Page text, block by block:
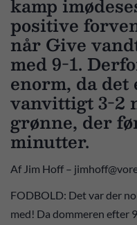
kamp
positive
når Give
med 9-1.
enorm, da det
vanvittigt 3-2
grønne, der
minutter.
Af Jim Hoff –
FODBOLD: Det var der
med! Da dommeren efter